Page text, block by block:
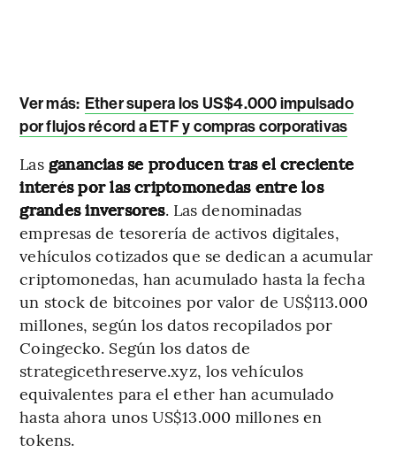
Ver más: Ether supera los US$4.000 impulsado
por flujos récord a ETF y compras corporativas
Las ganancias se producen tras el creciente
interés por las criptomonedas entre los
grandes inversores. Las denominadas
empresas de tesorería de activos digitales,
vehículos cotizados que se dedican a acumular
criptomonedas, han acumulado hasta la fecha
un stock de bitcoines por valor de US$113.000
millones, según los datos recopilados por
Coingecko. Según los datos de
strategicethreserve.xyz, los vehículos
equivalentes para el ether han acumulado
hasta ahora unos US$13.000 millones en
tokens.